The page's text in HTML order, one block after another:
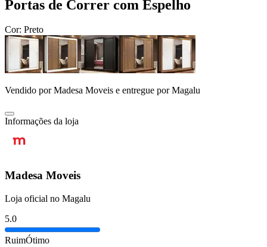
Portas de Correr com Espelho
Cor: Preto
Vendido porMadesa Moveis e entregue por Magalu
Informações da loja
Madesa Moveis
Loja oficial no Magalu
5.0
RuimÓtimo